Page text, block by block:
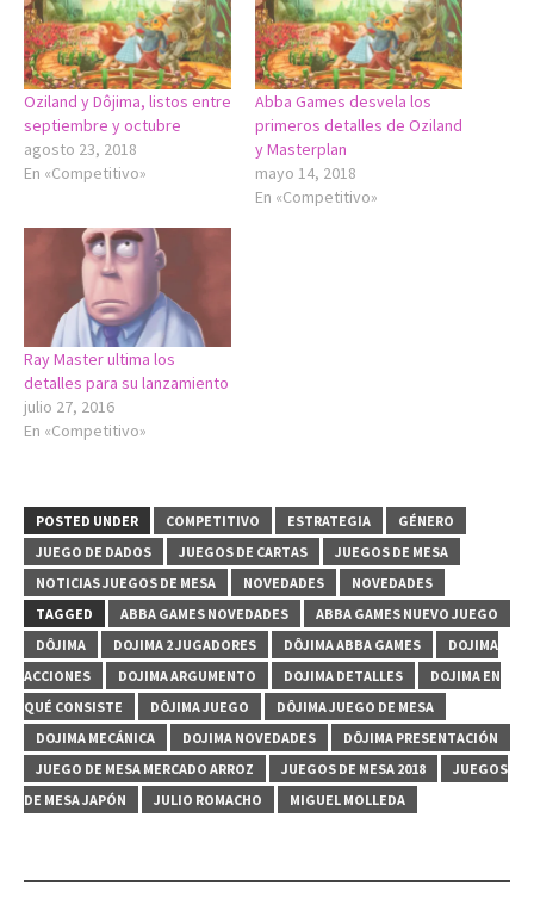
Oziland y Dôjima, listos entre
septiembre y octubre
agosto 23, 2018
En «Competitivo»
Abba Games desvela los
primeros detalles de Oziland
y Masterplan
mayo 14, 2018
En «Competitivo»
Ray Master ultima los
detalles para su lanzamiento
julio 27, 2016
En «Competitivo»
POSTED UNDER COMPETITIVO ESTRATEGIA
GÉNERO
JUEGO DE DADOS
JUEGOS DE CARTAS
JUEGOS DE MESA
NOTICIAS JUEGOS DE MESA
NOVEDADES
NOVEDADES
TAGGED
ABBA GAMES NOVEDADES
ABBA GAMES NUEVO JUEGO
DÔJIMA
DOJIMA 2 JUGADORES DÔJIMA ABBA GAMES
DOJIMA
ACCIONES
DOJIMA ARGUMENTO DOJIMA DETALLES
DOJIMA EN
QUÉ CONSISTE
DÔJIMA JUEGO
DÔJIMA JUEGO DE MESA
DOJIMA MECÁNICA
DOJIMA NOVEDADES
DÔJIMA PRESENTACIÓN
JUEGO DE MESA MERCADO ARROZ
JUEGOS DE MESA 2018
JUEGOS
DE MESA JAPÓN
JULIO ROMACHO MIGUEL MOLLEDA